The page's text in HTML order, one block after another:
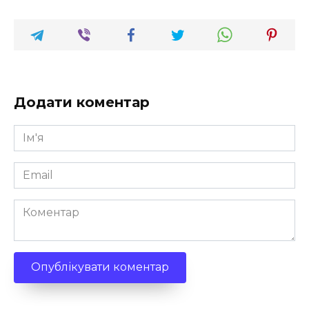
Додати коментар
Ім'я
*
Email
*
Коментар